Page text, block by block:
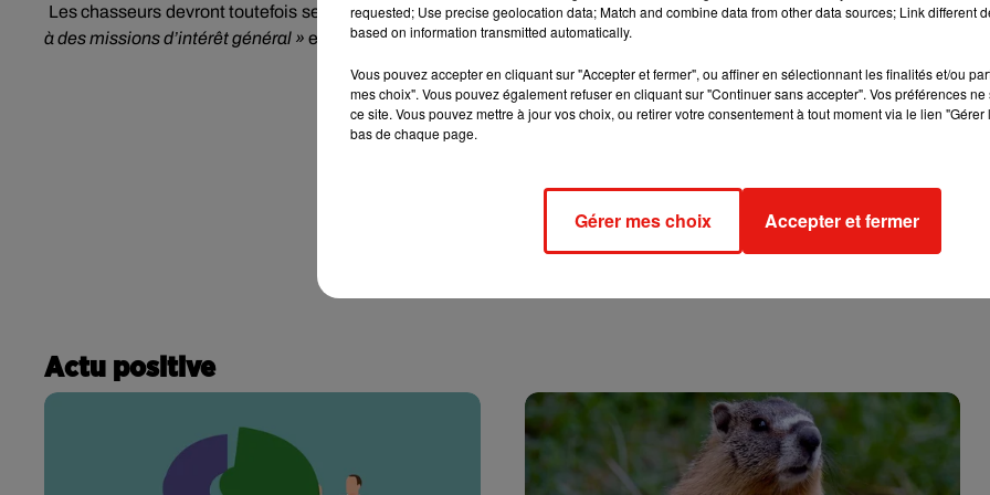
Les chasseurs devront toutefois se munir d’une attestation de déplacement sur laquelle sera cochée la case «
à des missions d’intérêt général » et d’un formulaire complémentaire plus détaillé.
Actu positive
requested; Use precise geolocation data; Match and combine data from other data sources; Link different
based on information transmitted automatically.
Vous pouvez accepter en cliquant sur "Accepter et fermer", ou affiner en sélectionnant les finalités et/ou
mes choix". Vous pouvez également refuser en cliquant sur "Continuer sans accepter". Vos préférences
ce site. Vous pouvez mettre à jour vos choix, ou retirer votre consentement à tout moment via le lien
bas de chaque page.
Gérer mes choix Accepter et fermer